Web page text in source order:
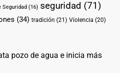
Seguridad (16) seguridad (71)
(34) tradición (21) Violencia (20)